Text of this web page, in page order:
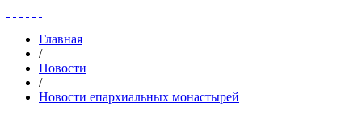
Главная
/
Новости
/
Новости епархиальных монастырей